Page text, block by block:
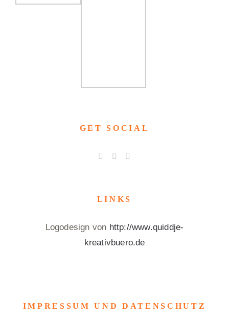
GET SOCIAL
LINKS
Logodesign von http://www.quiddje-
kreativbuero.de
IMPRESSUM UND DATENSCHUTZ